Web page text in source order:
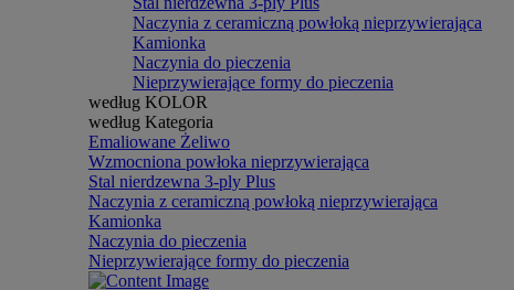
Naczynia z ceramiczną powłoką nieprzywierająca
Kamionka
Naczynia do pieczenia
Nieprzywierające formy do pieczenia
według KOLOR
według Kategoria
Emaliowane Żeliwo
Wzmocniona powłoka nieprzywierająca
Stal nierdzewna 3-ply Plus
Naczynia z ceramiczną powłoką nieprzywierająca
Kamionka
Naczynia do pieczenia
Nieprzywierające formy do pieczenia